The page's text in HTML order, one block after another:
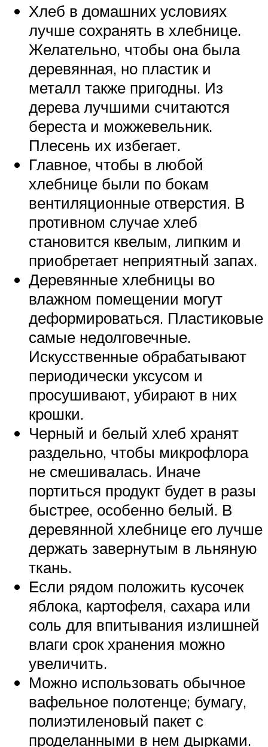
Хлеб в домашних условиях
лучше сохранять в хлебнице.
Желательно, чтобы она была
деревянная, но пластик и
металл также пригодны. Из
дерева лучшими считаются
береста и можжевельник.
Плесень их избегает.
Главное, чтобы в любой
хлебнице были по бокам
вентиляционные отверстия. В
противном случае хлеб
становится квелым, липким и
приобретает неприятный запах.
Деревянные хлебницы во
влажном помещении могут
деформироваться. Пластиковые
самые недолговечные.
Искусственные обрабатывают
периодически уксусом и
просушивают, убирают в них
крошки.
Черный и белый хлеб хранят
раздельно, чтобы микрофлора
не смешивалась. Иначе
портиться продукт будет в разы
быстрее, особенно белый. В
деревянной хлебнице его лучше
держать завернутым в льняную
ткань.
Если рядом положить кусочек
яблока, картофеля, сахара или
соль для впитывания излишней
влаги срок хранения можно
увеличить.
Можно использовать обычное
вафельное полотенце; бумагу,
полиэтиленовый пакет с
проделанными в нем дырками.